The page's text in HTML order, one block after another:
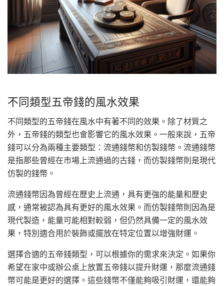
不同類型五帝錢的風水效果
不同類型的五帝錢在風水中有著不同的效果。除了材質之
外，五帝錢的類型也會影響它的風水效果。一般來說，五帝
錢可以分為兩種主要類型：流通錢幣和仿製錢幣。流通錢幣
是指那些曾經在市場上流通過的古錢，而仿製錢幣則是現代
仿製的錢幣。
流通錢幣因為曾經在歷史上流通，具有更強的能量和歷史
感，通常被認為具有更好的風水效果。而仿製錢幣則因為是
現代製造，能量可能相對較弱，但仍然具備一定的風水效
果，特別適合用於裝飾或擺放在特定位置以增強財運。
選擇合適的五帝錢類型，可以根據你的需求來決定。如果你
希望在家中或辦公桌上放置五帝錢以提升財運，那麼流通錢
幣可能是更好的選擇。這些錢幣不僅能夠吸引財運，還能夠